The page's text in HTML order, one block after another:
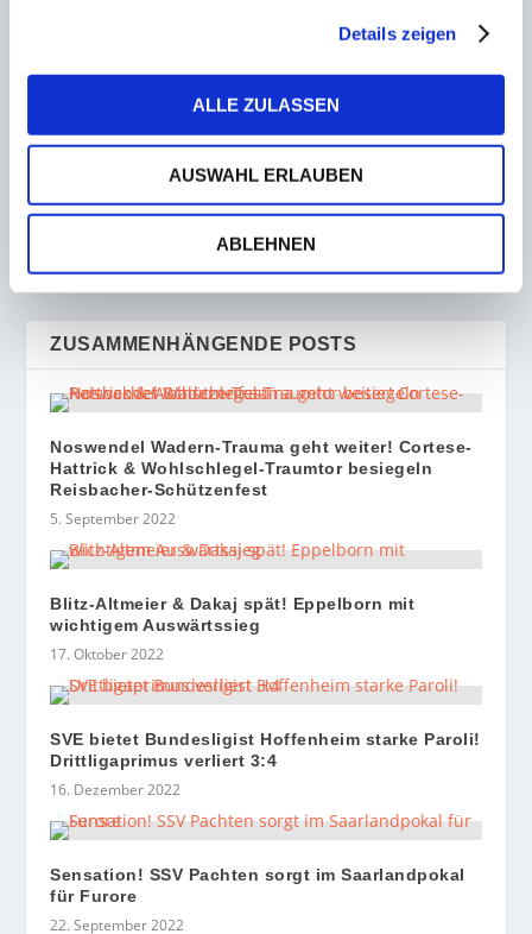
Details zeigen
ALLE ZULASSEN
AUSWAHL ERLAUBEN
ABLEHNEN
Fechtweltmeisterschaft
der Kadetten in Bulgarien
Saarbrücken wird 16.
Doppel-Heimspieltag
läutet Endspurt in der 2.
ein
ZUSAMMENHÄNGENDE POSTS
Noswendel Wadern-Trauma geht weiter! Cortese-
Hattrick & Wohlschlegel-Traumtor besiegeln
Reisbacher-Schützenfest
5. September 2022
Blitz-Altmeier & Dakaj spät! Eppelborn mit
wichtigem Auswärtssieg
17. Oktober 2022
SVE bietet Bundesligist Hoffenheim starke Paroli!
Drittligaprimus verliert 3:4
16. Dezember 2022
Sensation! SSV Pachten sorgt im Saarlandpokal
für Furore
22. September 2022